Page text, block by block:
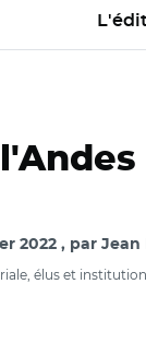
2022 par Jean
élus et